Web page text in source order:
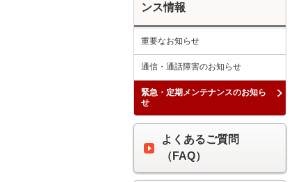
ンス情報
重要なお知らせ
通信・通話障害のお知らせ
緊急・定期メンテナンスのお知ら
せ
よくあるご質問
（FAQ）